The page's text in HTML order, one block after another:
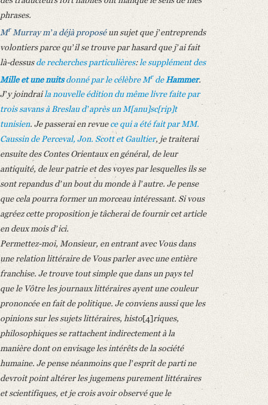
phrases.
MrMurraymʼa déjà proposéun sujet que jʼentreprends
volontiers parce quʼil se trouve par hasard que jʼai fait
là-dessusde recherches particulières:le supplément des
Mille et une nuitsdonné par le célèbre MrdeHammer.
Jʼy joindraila nouvelle édition du même livre faite par
trois savansàBreslaudʼaprès un M[anu]sc[rip]t
tunisien. Je passerai en revuece qui a été fait par MM.
Caussin de Perceval, Jon. ScottetGaultier, je traiterai
ensuite des Contes Orientaux en général, de leur
antiquité, de leur patrie et des voyes par lesquelles ils se
sont repandus dʼun bout du monde à lʼautre. Je pense
que cela pourra former un morceau intéressant. Si vous
agréez cette proposition je tâcherai de fournir cet article
en deux mois dʼici.
Permettez-moi, Monsieur, en entrant avec Vous dans
une relation littéraire de Vous parler avec une entière
franchise. Je trouve tout simple que dans un pays tel
que le Vôtre les journaux littéraires ayent une couleur
prononcée en fait de politique. Je conviens aussi que les
opinions sur les sujets littéraires, histo[4]riques,
philosophiques se rattachent indirectement à la
manière dont on envisage les intérêts de la société
humaine. Je pense néanmoins que lʼesprit de parti ne
devroit point altérer les jugemens purement littéraires
et scientifiques, et je crois avoir observé que le